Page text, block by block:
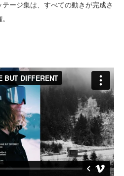
ージ集は、すべての動きが完成さ